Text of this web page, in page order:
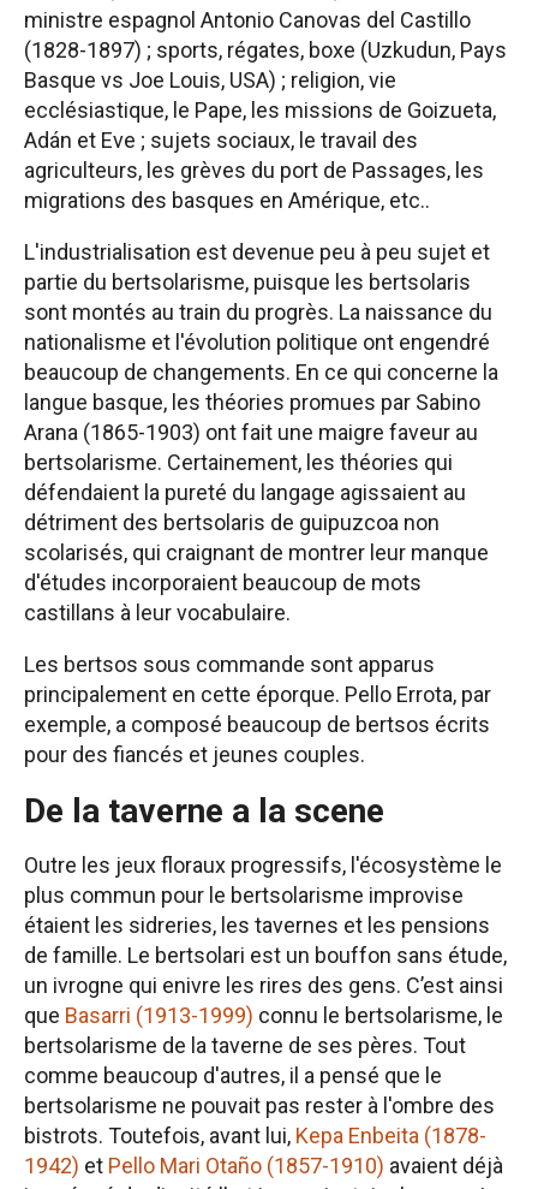
ministre espagnol Antonio Canovas del Castillo
(1828-1897) ; sports, régates, boxe (Uzkudun, Pays
Basque vs Joe Louis, USA) ; religion, vie
ecclésiastique, le Pape, les missions de Goizueta,
Adán et Eve ; sujets sociaux, le travail des
agriculteurs, les grèves du port de Passages, les
migrations des basques en Amérique, etc..
L'industrialisation est devenue peu à peu sujet et
partie du bertsolarisme, puisque les bertsolaris
sont montés au train du progrès. La naissance du
nationalisme et l'évolution politique ont engendré
beaucoup de changements. En ce qui concerne la
langue basque, les théories promues par Sabino
Arana (1865-1903) ont fait une maigre faveur au
bertsolarisme. Certainement, les théories qui
défendaient la pureté du langage agissaient au
détriment des bertsolaris de guipuzcoa non
scolarisés, qui craignant de montrer leur manque
d'études incorporaient beaucoup de mots
castillans à leur vocabulaire.
Les bertsos sous commande sont apparus
principalement en cette éporque. Pello Errota, par
exemple, a composé beaucoup de bertsos écrits
pour des fiancés et jeunes couples.
De la taverne a la scene
Outre les jeux floraux progressifs, l'écosystème le
plus commun pour le bertsolarisme improvise
étaient les sidreries, les tavernes et les pensions
de famille. Le bertsolari est un bouffon sans étude,
un ivrogne qui enivre les rires des gens. C’est ainsi
que Basarri (1913-1999) connu le bertsolarisme, le
bertsolarisme de la taverne de ses pères. Tout
comme beaucoup d'autres, il a pensé que le
bertsolarisme ne pouvait pas rester à l'ombre des
bistrots. Toutefois, avant lui, Kepa Enbeita (1878-
1942) et Pello Mari Otaño (1857-1910) avaient déjà